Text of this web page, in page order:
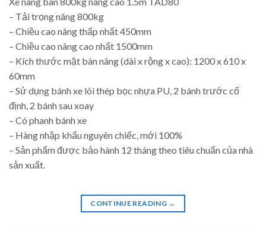
– Tải trọng nâng 800kg
– Chiều cao nâng thấp nhất 450mm
– Chiều cao nâng cao nhất 1500mm
– Kích thước mặt bàn nâng (dài x rộng x cao): 1200 x 610 x
60mm
– Sử dụng bánh xe lõi thép bọc nhựa PU, 2 bánh trước cố
định, 2 bánh sau xoay
– Có phanh bánh xe
– Hàng nhập khẩu nguyên chiếc, mới 100%
– Sản phẩm được bảo hành 12 tháng theo tiêu chuẩn của nhà
sản xuất.
CONTINUE READING →